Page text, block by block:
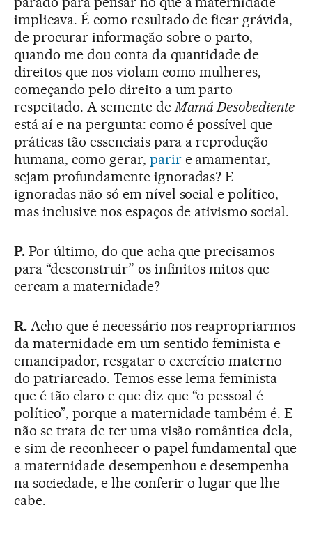
implicava. É como resultado de ficar grávida,
de procurar informação sobre o parto,
quando me dou conta da quantidade de
direitos que nos violam como mulheres,
começando pelo direito a um parto
respeitado. A semente deMamá Desobediente
está aí e na pergunta: como é possível que
práticas tão essenciais para a reprodução
humana, como gerar, parire amamentar,
sejam profundamente ignoradas? E
ignoradas não só em nível social e político,
mas inclusive nos espaços de ativismo social.
P.Por último, do que acha que precisamos
para “desconstruir” os infinitos mitos que
cercam a maternidade?
R.Acho que é necessário nos reapropriarmos
da maternidade em um sentido feminista e
emancipador, resgatar o exercício materno
do patriarcado. Temos esse lema feminista
que é tão claro e que diz que “o pessoal é
político”, porque a maternidade também é. E
não se trata de ter uma visão romântica dela,
e sim de reconhecer o papel fundamental que
a maternidade desempenhou e desempenha
na sociedade, e lhe conferir o lugar que lhe
cabe.